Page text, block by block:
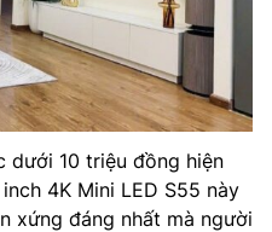
dưới 10 triệu đồng hiện
4K Mini LED S55 này
xứng đáng nhất mà người